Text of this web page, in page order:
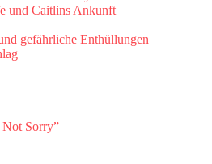
und Caitlins Ankunft
gefährliche Enthüllungen
Not Sorry”